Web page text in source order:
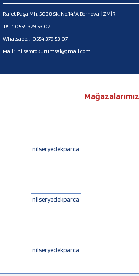
Rafet Paşa Mh. 5038 Sk. No:14/A Bornova, İZMİR
Tel. : 0554 379 53 07
Whatsapp. : 0554 379 53 07
Mail : nilserotokurumsal@gmail.com
Mağazalarımız
nilseryedekparca
nilseryedekparca
nilseryedekparca